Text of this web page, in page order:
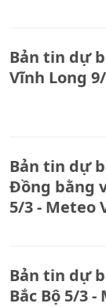
Bản tin dự
Vĩnh Long
Bản tin dự
Đồng bằng
5/3 - Meteo
Bản tin dự
Bắc Bộ 5/3